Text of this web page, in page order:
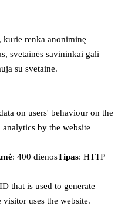
kurie renka anoniminę
svetainės savininkai gali
su svetaine.
on users' behaviour on the
by the website
: 400 dienosTipas: HTTP
that is used to generate
uses the website.